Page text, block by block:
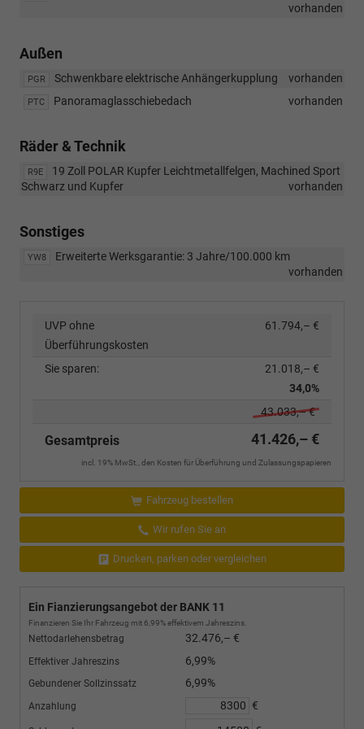
vorhanden
Außen
PGR Schwenkbare elektrische Anhängerkupplung vorhanden
PTC Panoramaglasschiebedach vorhanden
Räder & Technik
R9E
19 Zoll POLAR Kupfer Leichtmetallfelgen, Machined Sport
Schwarz und Kupfer
vorhanden
Sonstiges
YW8
Erweiterte Werksgarantie: 3 Jahre/100.000 km
vorhanden
UVP ohne
Überführungskosten
61.794,– €
Sie sparen:
21.018,– €
34,0%
43.033,– €
Gesamtpreis 41.426,– €
incl. 19% MwSt., den Kosten für Überführung und Zulassungspapieren
Fahrzeug bestellen
Wir rufen Sie an
Drucken, parken oder vergleichen
Ein Fianzierungsangebot der BANK 11
Finanzieren Sie Ihr Fahrzeug mit 6,99% effektivem Jahreszins.
Nettodarlehensbetrag 32.476,– €
Effektiver Jahreszins 6,99%
Gebundener Sollzinssatz 6,99%
Anzahlung €